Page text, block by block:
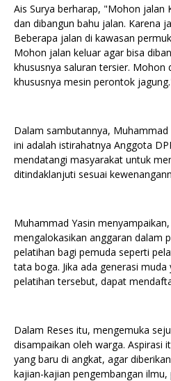
Ais Surya berharap, "Mohon jalan
dan dibangun bahu jalan. Karena
Beberapa jalan di kawasan
Mohon jalan keluar agar bisa
khususnya saluran tersier. Mohon
khususnya mesin perontok
Dalam sambutannya,
ini adalah istirahatnya Anggota
mendatangi masyarakat untuk
ditindaklanjuti sesuai
Muhammad Yasin
mengalokasikan anggaran dalam
pelatihan bagi pemuda seperti
tata boga. Jika ada generasi
pelatihan tersebut, dapat
Dalam Reses itu, mengemuka
disampaikan oleh warga. Aspirasi
yang baru di angkat, agar
kajian-kajian pengembangan